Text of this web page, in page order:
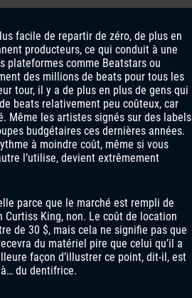
facile de repartir de zéro, de plus en
producteurs, ce qui conduit à une
plateformes comme Beatstars ou
des millions de beats pour tous les
tour, il y a de plus en plus de gens qui
beats relativement peu coûteux, car
Même les artistes signés sur des labels
budgétaires ces dernières années.
à moindre coût, même si vous
l’utilise, devient extrêmement
parce que le marché est rempli de
Curtiss King, non. Le coût de location
de 30 $, mais cela ne signifie pas que
du matériel pire que celui qu’il a
façon d’illustrer ce point, dit-il, est
du dentifrice.